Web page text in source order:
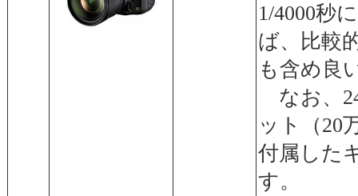
1/4000秒
ば、比較
も含め良
なお、
ット（20
付属した
す。